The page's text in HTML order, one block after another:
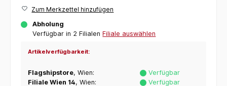
Zum Merkzettel hinzufügen
Abholung
Verfügbar in 2 Filialen Filiale auswählen
Artikelverfügbarkeit:
Flagshipstore, Wien:
Verfügbar
Filiale Wien 14, Wien: Verfügbar